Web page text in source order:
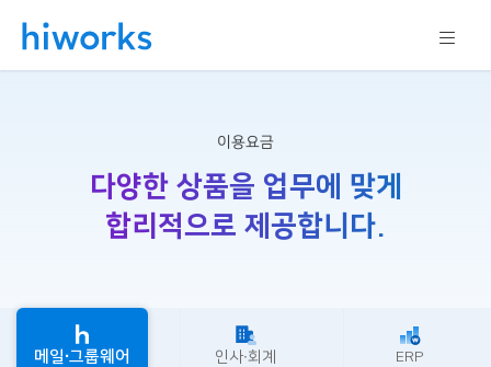
이용요금
다양한 상품을 업무에 맞게
합리적으로 제공합니다.
메일∙그룹웨어 인사∙회계 ERP